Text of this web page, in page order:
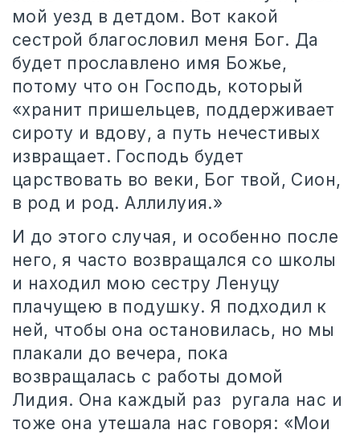
мой уезд в детдом. Вот какой
сестрой благословил меня Бог. Да
будет прославлено имя Божье,
потому что он Господь, который
«хранит пришельцев, поддерживает
сироту и вдову, а путь нечестивых
извращает. Господь будет
царствовать во веки, Бог твой, Сион,
в род и род. Аллилуия.»
И до этого случая, и особенно после
него, я часто возвращался со школы
и находил мою сестру Ленуцу
плачущею в подушку. Я подходил к
ней, чтобы она остановилась, но мы
плакали до вечера, пока
возвращалась с работы домой
Лидия. Она каждый раз
ругала нас и
тоже она утешала нас говоря: «Мои